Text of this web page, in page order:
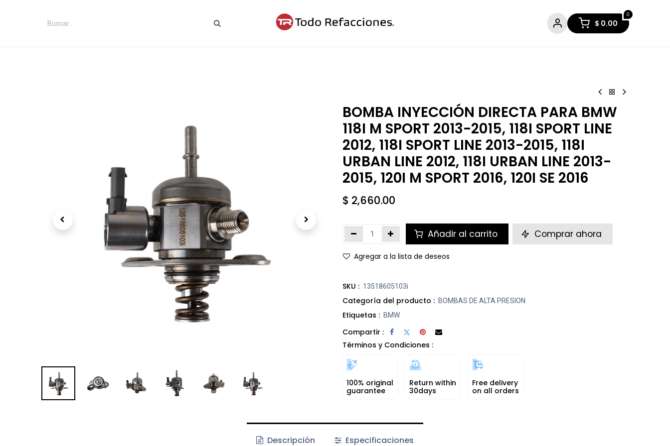
0
$ 0.00
BOMBA INYECCIÓN DIRECTA PARA BMW
118I M SPORT 2013-2015, 118I SPORT LINE
2012, 118I SPORT LINE 2013-2015, 118I
URBAN LINE 2012, 118I URBAN LINE 2013-
2015, 120I M SPORT 2016, 120I SE 2016
$ 2,660.00
Añadir al carrito Comprar ahora
Agregar a la lista de deseos
SKU : 13518605103i
Categoría del producto : BOMBAS DE ALTA PRESION
Etiquetas : BMW
Compartir :
Términos y Condiciones :
100% original
guarantee
Return within
30days
Free delivery
on all orders
Descripción Especificaciones